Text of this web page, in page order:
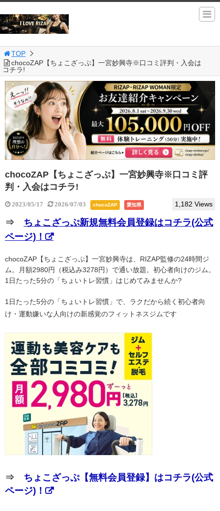
TOP
chocoZAP【ちょこざっぷ】一宮妙興寺※口コミ評判・入会は
コチラ!
chocoZAP【ちょこざっぷ】一宮妙興寺※口コミ評
判・入会はコチラ!
2023/05/17 2026/07/03 chocoZAP 愛知県 1,182 Views
⇒ ちょこざっぷ新規無料会員登録はコチラ(公式
ページ)！
chocoZAP【ちょこざっぷ】一宮妙興寺は、RIZAP監修の24時間ジ
ム。月額2980円（税込み3278円）で通い放題。初心者向けのジム。
1日たった5分の「ちょいトレ習慣」はじめてみませんか?
1日たった5分の「ちょいトレ習慣」で、ラクだから続く初心者向
け・運動嫌いな人向けの新感覚のフィットネスジムです
⇒ ちょこざっぷ【無料会員登録】はコチラ(公式
ページ)！